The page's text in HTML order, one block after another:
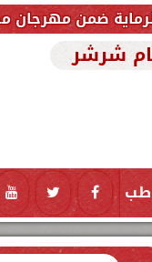
مطروح للتراث
شرشر
تكنولوجيا